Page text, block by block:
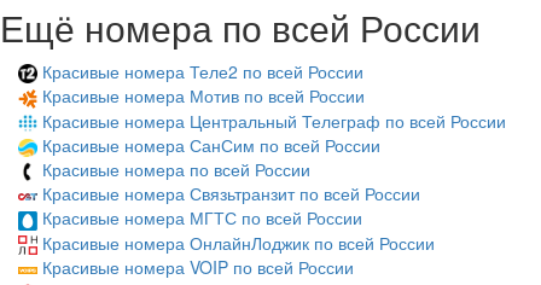
Ещё номера по всей России
Красивые номера Теле2 по всей России
Красивые номера Мотив по всей России
Красивые номера Центральный Телеграф по всей России
Красивые номера СанСим по всей России
Красивые номера по всей России
Красивые номера Связьтранзит по всей России
Красивые номера МГТС по всей России
Красивые номера ОнлайнЛоджик по всей России
Красивые номера VOIP по всей России